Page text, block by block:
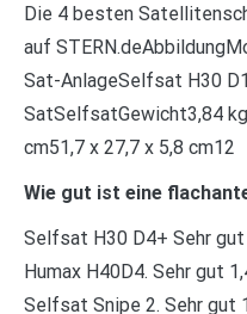
Die 4 besten
auf
Sat-AnlageSelfsat H30
SatSelfsatGewicht3,84
cm51,7 x 27,7 x 5,8 cm12
Wie gut ist eine
Selfsat H30 D4+ Sehr
Humax H40D4. Sehr gut
Selfsat Snipe 2. Sehr gut